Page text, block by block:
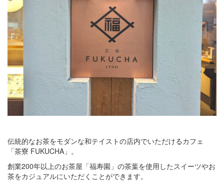
伝統的なお茶をモダンな和テイストの店内でいただけるカフェ
「茶寮 FUKUCHA」。
創業200年以上のお茶屋「福寿園」の茶葉を使用したスイーツやお
茶をカジュアルにいただくことができます。